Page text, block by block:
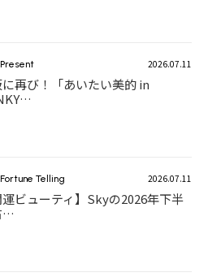
Present 2026.07.11
再び！「あいたい美的 in
Fortune Telling 2026.07.11
運ビューティ】Skyの2026年下半
…